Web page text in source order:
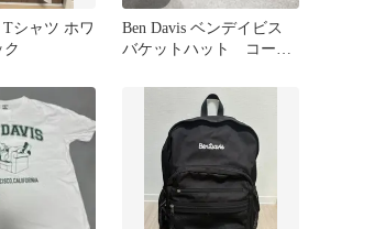
シャツ ホワ
ク
Ben Davis ベンデイビス
バケットハット コーデ